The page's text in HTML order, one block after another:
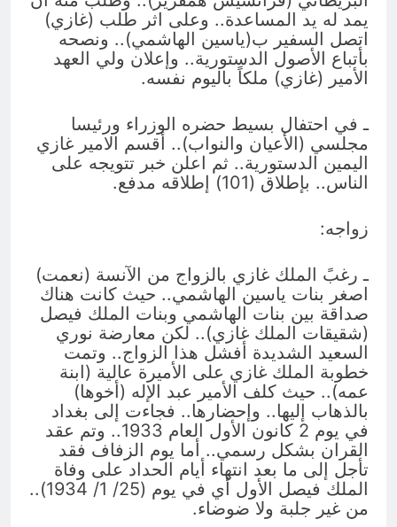
يمد له يد المساعدة.. وعلى اثر طلب (غازي)
اتصل السفير ب(ياسين الهاشمي).. ونصحه
بأتباع الأصول الدستورية.. وإعلان ولي العهد
الأمير (غازي) ملكاً باليوم نفسه.
ـ في احتفال بسيط حضره الوزراء ورئيسا
مجلسي (الأعيان والنواب).. أقسم الامير غازي
اليمين الدستورية.. ثم اعلن خبر تتويجه على
الناس.. بإطلاق (101) إطلاقه مدفع.
زواجه:
ـ رغبً الملك غازي بالزواج من الآنسة (نعمت)
اصغر بنات ياسين الهاشمي.. حيث كانت هناك
صداقة بين بنات الهاشمي وبنات الملك فيصل
(شقيقات الملك غازي).. لكن معارضة نوري
السعيد الشديدة أفشل هذا الزواج.. وتمت
خطوبة الملك غازي على الأميرة عالية (ابنة
عمه).. حيث كلف الأمير عبد الإله (أخوها)
بالذهاب إليها.. وإحضارها.. فجاءت إلى بغداد
في يوم 2 كانون الأول العام 1933.. وتم عقد
القران بشكل رسمي.. أما يوم الزفاف فقد
تأجل إلى ما بعد انتهاء أيام الحداد على وفاة
الملك فيصل الأول أي في يوم (25/ 1/ 1934)..
من غير جلبة ولا ضوضاء.